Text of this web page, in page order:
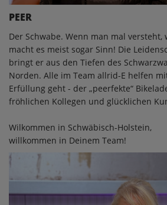
PEER
Der Schwabe. Wenn man mal versteht,
macht es meist sogar Sinn! Die
bringt er aus den Tiefen des
Norden. Alle im Team allrid-E helfen
Erfüllung geht - der „peerfekte“
fröhlichen Kollegen und glücklichen
Wilkommen in Schwäbisch-Holstein,
willkommen in Deinem Team!